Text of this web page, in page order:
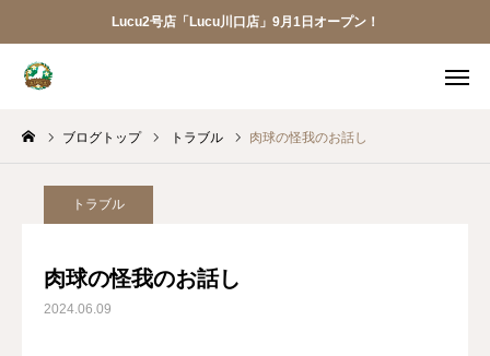
Lucu2号店「Lucu川口店」9月1日オープン！
ブログトップ トラブル 肉球の怪我のお話し
トラブル
肉球の怪我のお話し
2024.06.09
ご予約 アクセス
お電話
Lucu川口店